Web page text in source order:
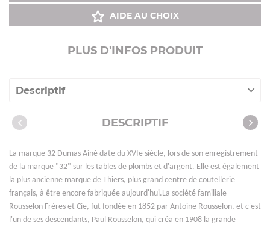
AIDE AU CHOIX
PLUS D'INFOS PRODUIT
Descriptif
Caractéristiques DESCRIPTIF
La marque 32 Dumas Ainé date du XVIe siècle, lors de son enregistrement
de la marque "32" sur les tables de plombs et d'argent. Elle est également
la plus ancienne marque de Thiers, plus grand centre de coutellerie
français, à être encore fabriquée aujourd'hui.La société familiale
Rousselon Frères et Cie, fut fondée en 1852 par Antoine Rousselon, et c'est
l'un de ses descendants, Paul Rousselon, qui créa en 1908 la grande